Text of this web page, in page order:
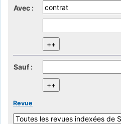
Avec :
Sauf :
Revue